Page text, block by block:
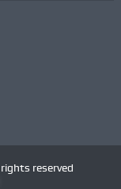
reserved